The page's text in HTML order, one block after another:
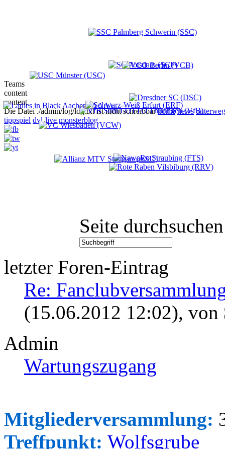
Teams
content
content
Die Datei ./admin/log/log.txt ist nicht schreibbarhome news
tippspiel dvl-live monsterblog
Seite durchsuchen
letzter Foren-Eintrag
Re:
(15.06.2012 12:02), von
Admin
Wartungszugang
Mitgliederversammlung:
Treffpunkt: Wolfsgrube